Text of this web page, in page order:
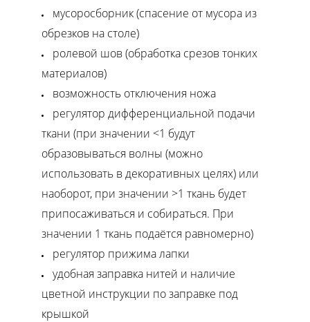
мусоросборник (спасение от мусора из
обрезков на столе)
ролевой шов (обработка срезов тонких
материалов)
возможность отключения ножа
регулятор дифференциальной подачи
ткани (при значении <1 будут
образовываться волны (можно
использовать в декоративных целях) или
наоборот, при значении >1 ткань будет
припосаживаться и собираться. При
значении 1 ткань подаётся равномерно)
регулятор прижима лапки
удобная заправка нитей и наличие
цветной инструкции по заправке под
крышкой